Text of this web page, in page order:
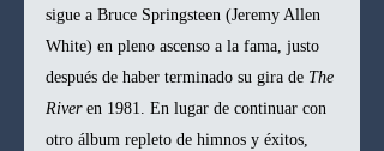
sigue a Bruce Springsteen (Jeremy Allen
White) en pleno ascenso a la fama, justo
después de haber terminado su gira de The
River en 1981. En lugar de continuar con
otro álbum repleto de himnos y éxitos,